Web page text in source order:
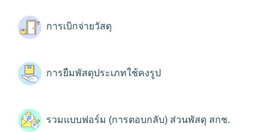
การเบิกจ่ายวัสดุ
การยืมพัสดุประเภทใช้คงรูป
รวมแบบฟอร์ม (การตอบกลับ) ส่วนพัสดุ สกช.